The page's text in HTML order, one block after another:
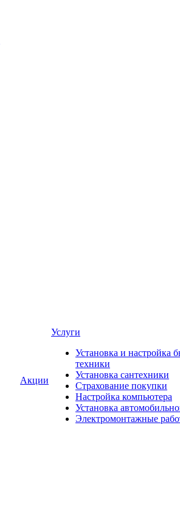
Акции
Услуги
Установка и настройка
техники
Установка сантехники
Страхование покупки
Настройка компьютера
Установка
Электромонтажные